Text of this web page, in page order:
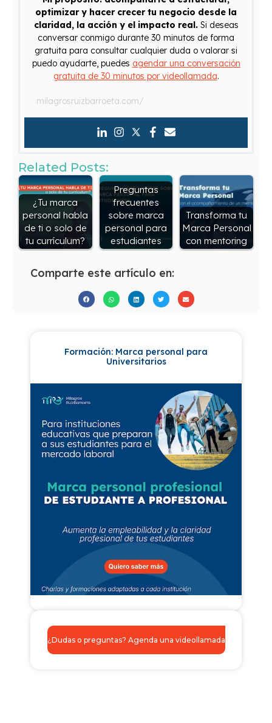
optimizar y hacer crecer tu negocio desde la
claridad, la acción y el impacto real.Si deseas
conversar conmigo durante 30 minutos de forma
gratuita para consultar cualquier duda o valorar si
puedo ayudarte, puedes agendar una conversación
gratuita de 30 minutos por videollamada.
milagrosruizbarroeta.com/
Related Posts:
¿Tu marca
personal habla
de ti o solo de
tu currículum?
Preguntas
frecuentes
sobre marca
personal para
estudiantes
Transforma tu
Marca Personal
con mentoring
Comparte este artículo en:
Formación: Marca personal para
Universitarios
¿Dudas o preguntas? Agenda una videollamada